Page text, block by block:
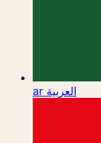
ar العربية